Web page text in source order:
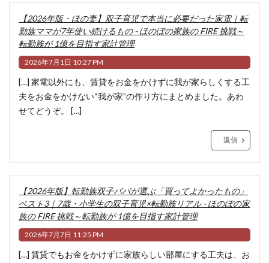
【2026年版・ほの妻】双子育児で本当に必要だった家電｜転
勤族ママが7年使い続けるもの - ほのぼの家族の FIRE 挑戦～
転勤族が 1億を目指す家計管理
2026年7月1日 10:27 PM
[…] 家電以外にも、賃貸をお金をかけずに我が家らしくする工
夫をお金をかけない“我が家”の作り方にまとめました。あわ
せてどうぞ。 […]
返信
【2026年版】転勤族双子パパが選ぶ「買ってよかったもの」
ベスト3｜7歳・小学生の双子育児×転勤族リアル - ほのぼの家
族の FIRE 挑戦～転勤族が 1億を目指す家計管理
2026年7月7日 11:25 PM
[…] 賃貸でもお金をかけずに家族らしい部屋にする工夫は、お